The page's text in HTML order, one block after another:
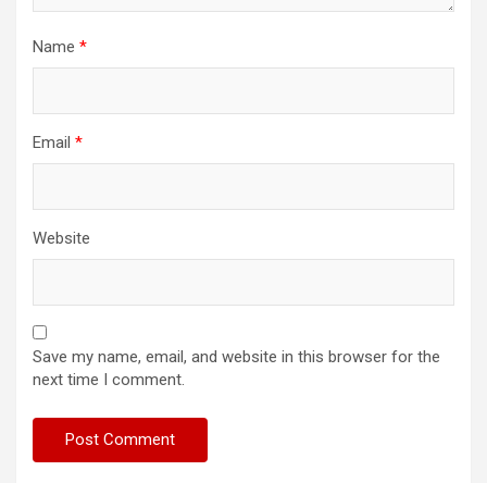
Name *
Email *
Website
Save my name, email, and website in this browser for the
next time I comment.